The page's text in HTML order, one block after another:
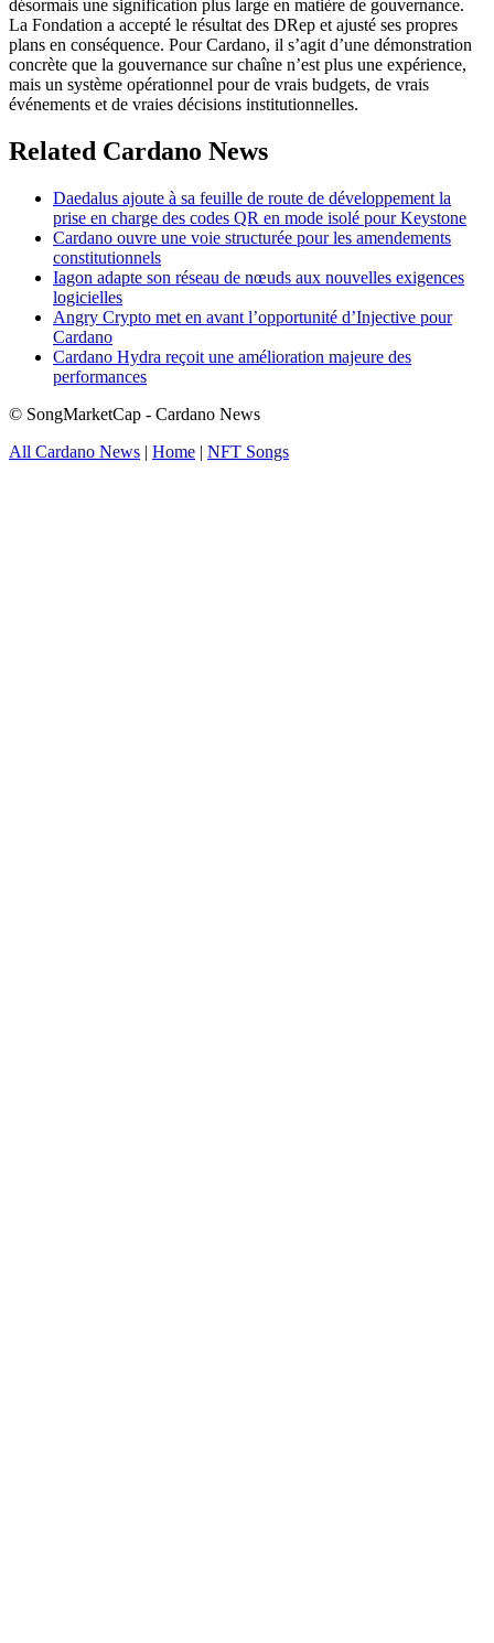
désormais une signification plus large en matière de gouvernance.
La Fondation a accepté le résultat des DRep et ajusté ses propres
plans en conséquence. Pour Cardano, il s’agit d’une démonstration
concrète que la gouvernance sur chaîne n’est plus une expérience,
mais un système opérationnel pour de vrais budgets, de vrais
événements et de vraies décisions institutionnelles.
Related Cardano News
Daedalus ajoute à sa feuille de route de développement la
prise en charge des codes QR en mode isolé pour Keystone
Cardano ouvre une voie structurée pour les amendements
constitutionnels
Iagon adapte son réseau de nœuds aux nouvelles exigences
logicielles
Angry Crypto met en avant l’opportunité d’Injective pour
Cardano
Cardano Hydra reçoit une amélioration majeure des
performances
© SongMarketCap - Cardano News
All Cardano News | Home | NFT Songs